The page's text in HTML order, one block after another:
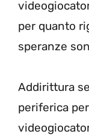
per quanto
speranze
Addirittura
periferica